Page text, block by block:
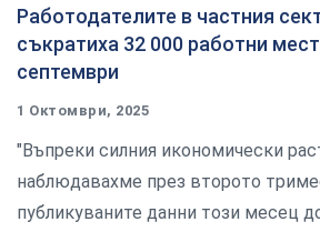
Работодателите в частния
съкратиха 32 000 работни
септември
1 Октомври, 2025
"Въпреки силния икономически
наблюдавахме през второто
публикуваните данни този месец